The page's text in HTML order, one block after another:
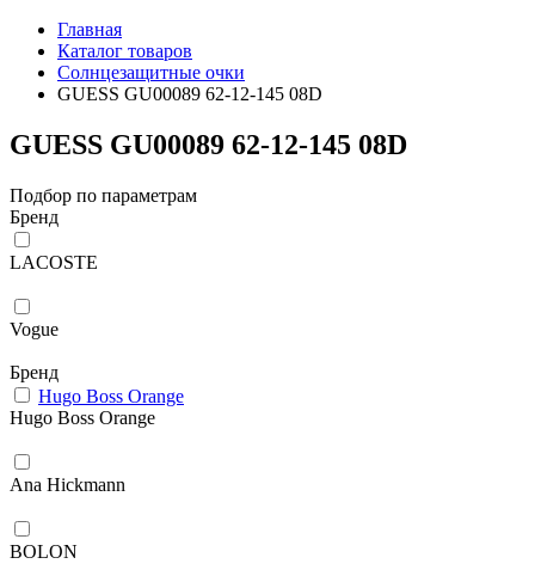
Главная
Каталог товаров
Солнцезащитные очки
GUESS GU00089 62-12-145 08D
GUESS GU00089 62-12-145 08D
Подбор по параметрам
Бренд
LACOSTE
Vogue
Бренд
Hugo Boss Orange
Hugo Boss Orange
Ana Hickmann
BOLON